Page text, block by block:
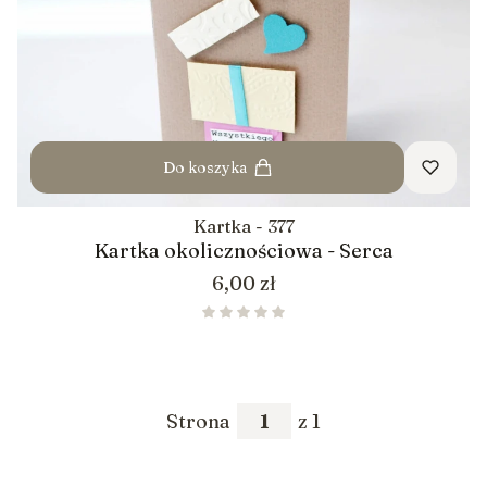
Do koszyka
Kartka - 377
Kartka okolicznościowa - Serca
Cena
6,00 zł
Strona z 1